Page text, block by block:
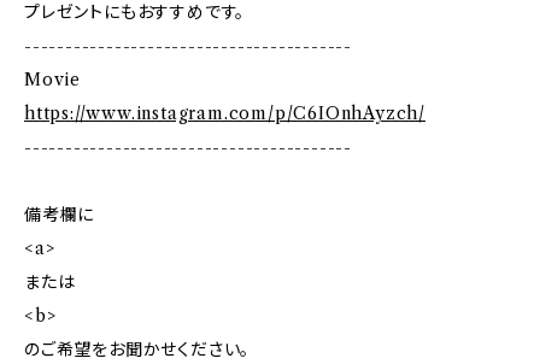
プレゼントにもおすすめです。
----------------------------------------
Movie
https://www.instagram.com/p/C6IOnhAyzch/
----------------------------------------
備考欄に
<a>
または
<b>
のご希望をお聞かせください。